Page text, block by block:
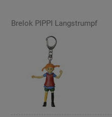
Brelok PIPPI Langstrumpf